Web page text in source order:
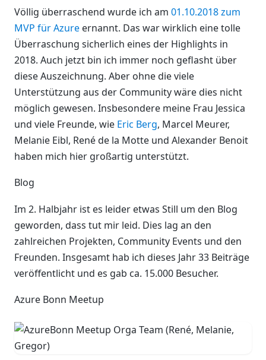
Völlig überraschend wurde ich am 01.10.2018 zum
MVP für Azure ernannt. Das war wirklich eine tolle
Überraschung sicherlich eines der Highlights in
2018. Auch jetzt bin ich immer noch geflasht über
diese Auszeichnung. Aber ohne die viele
Unterstützung aus der Community wäre dies nicht
möglich gewesen. Insbesondere meine Frau Jessica
und viele Freunde, wie Eric Berg, Marcel Meurer,
Melanie Eibl, René de la Motte und Alexander Benoit
haben mich hier großartig unterstützt.
Blog
Im 2. Halbjahr ist es leider etwas Still um den Blog
geworden, dass tut mir leid. Dies lag an den
zahlreichen Projekten, Community Events und den
Freunden. Insgesamt hab ich dieses Jahr 33 Beiträge
veröffentlicht und es gab ca. 15.000 Besucher.
Azure Bonn Meetup